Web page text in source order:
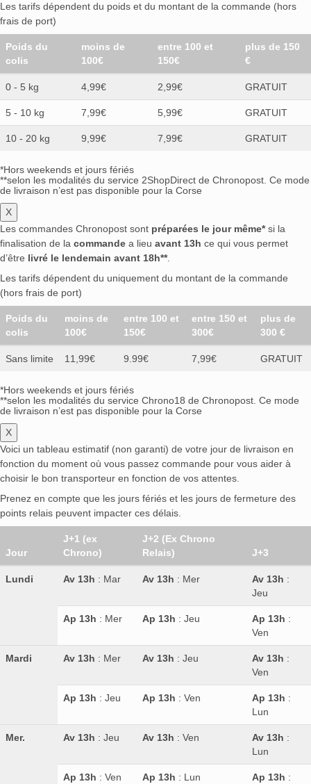
Les tarifs dépendent du poids et du montant de la commande (hors
frais de port)
Poids du
colis
moins de
100€
entre 100 et
150€
plus de 150
€
0 - 5 kg 4,99€ 2,99€ GRATUIT
5 - 10 kg 7,99€ 5,99€ GRATUIT
10 - 20 kg 9,99€ 7,99€ GRATUIT
*Hors weekends et jours fériés
**selon les modalités du service 2ShopDirect de Chronopost. Ce mode
de livraison n’est pas disponible pour la Corse
X
Les commandes Chronopost sont préparées le jour même*si la
finalisation de la commande a lieu avant 13h ce qui vous permet
d’être livré le lendemain avant 18h**.
Les tarifs dépendent du uniquement du montant de la commande
(hors frais de port)
Poids du
colis
moins de
100€
entre 100 et
150€
entre 150 et
300€
plus de
300 €
Sans limite 11,99€ 9.99€ 7,99€ GRATUIT
*Hors weekends et jours fériés
**selon les modalités du service Chrono18 de Chronopost. Ce mode
de livraison n’est pas disponible pour la Corse
X
Voici un tableau estimatif (non garanti) de votre jour de livraison en
fonction du moment où vous passez commande pour vous aider à
choisir le bon transporteur en fonction de vos attentes.
Prenez en compte que les jours fériés et les jours de fermeture des
points relais peuvent impacter ces délais.
Jour
J+1 (ex
Chrono)
J+2 (Ex Chrono
Relais)
J+3
Lundi Av 13h : Mar Av 13h : Mer Av 13h :
Jeu
Ap 13h : Mer Ap 13h : Jeu Ap 13h :
Ven
Mardi Av 13h : Mer Av 13h : Jeu Av 13h :
Ven
Ap 13h : Jeu Ap 13h : Ven Ap 13h :
Lun
Mer. Av 13h : Jeu Av 13h : Ven Av 13h :
Lun
Ap 13h : Ven Ap 13h : Lun Ap 13h :